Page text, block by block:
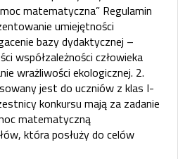
matematyczna” Regulamin
umiejętności
bazy dydaktycznej –
współzależności człowieka
wrażliwości ekologicznej. 2.
jest do uczniów z klas I-
konkursu mają za zadanie
matematyczną
która posłuży do celów